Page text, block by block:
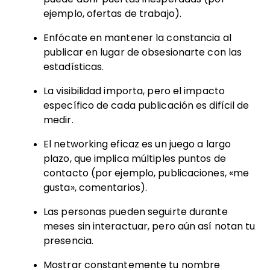
ejemplo, ofertas de trabajo).
Enfócate en mantener la constancia al
publicar en lugar de obsesionarte con las
estadísticas.
La visibilidad importa, pero el impacto
específico de cada publicación es difícil de
medir.
El networking eficaz es un juego a largo
plazo, que implica múltiples puntos de
contacto (por ejemplo, publicaciones, «me
gusta», comentarios).
Las personas pueden seguirte durante
meses sin interactuar, pero aún así notan tu
presencia.
Mostrar constantemente tu nombre